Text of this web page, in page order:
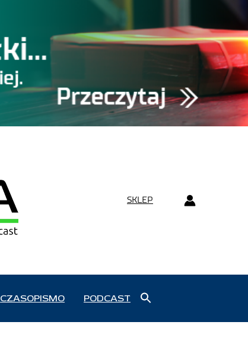
SKLEP
CZASOPISMO PODCAST